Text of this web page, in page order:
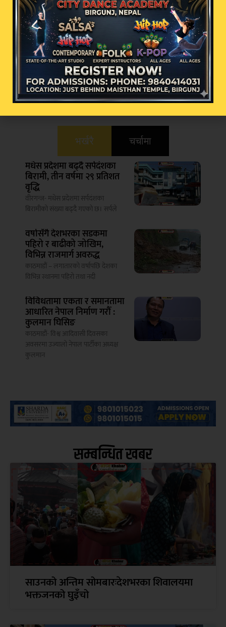
भर्खरै चर्चामा
मधेस प्रदेशमा बढ्दै सर्पदंशका
बिरामी, तीन वर्षमा २९ प्रतिशत
वृद्धि
वीरगन्ज- मधेस प्रदेशमा सर्पदंशका
बिरामीको संख्या बढ्दै गएको छ। सर्पले
वर्षासँगै देशभरका सडकमा
पहिरो र बाढीको जोखिम,
विभिन्न राजमार्ग अवरुद्ध
काठमाडौं – लगातारको वर्षापछि देशका
विभिन्न स्थानमा पहिरो तथा नदी
विविधतामा एकता र समानतामा
आधारित नेपाल निर्माण गरौँ :
कुलमान घिसिङ
काठमाडौं- विश्व आदिवासी दिवसका
अवसरमा उज्यालो नेपाल पार्टीका अध्यक्ष
कुलमान
सम्बन्धित खबर
साउनको अन्तिम सोमबारःदेशभरका शिवालयमा
भक्तजनको घुइँचो